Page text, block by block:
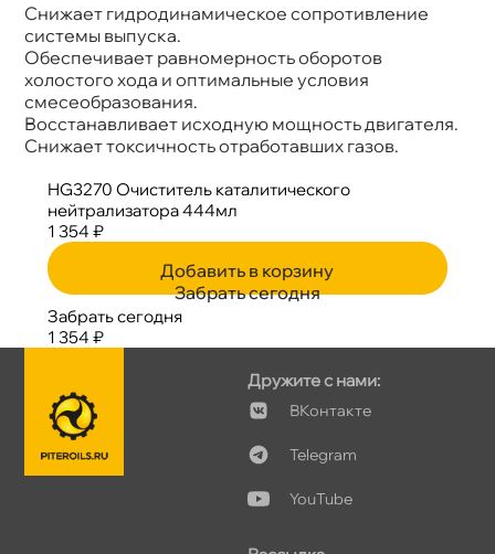
Снижает гидродинамическое сопротивление
системы выпуска.
Обеспечивает равномерность оборото
холостого хода и оптимальные условия
смесеобразования.
осстанавливает исходную мощность двигателя.
Снижает токсичность отработавших газов.
HG3270 Очиститель каталитического
нейтрализатора 444мл
1 354 ₽
Добавить в корзину
Забрать сегодня
Забрать сегодня
1 354 ₽
Дружите с нами:
Контакте
Telegram
YouTube